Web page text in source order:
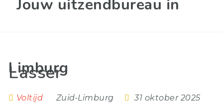
Lasser
Voltijd Zuid-Limburg
31 oktober 2025